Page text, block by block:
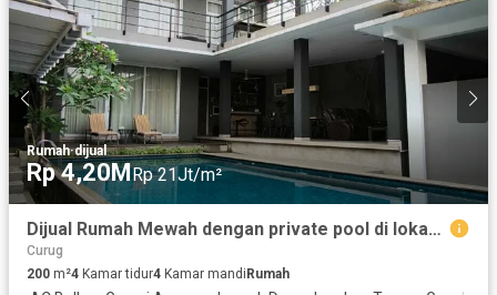
Rumah·dijual
Rp 4,20MRp 21Jt/m²
Dijual Rumah Mewah dengan private pool di lokasi strategis Cimanggis
Curug
200 m²4 Kamar tidur4 Kamar mandiRumah